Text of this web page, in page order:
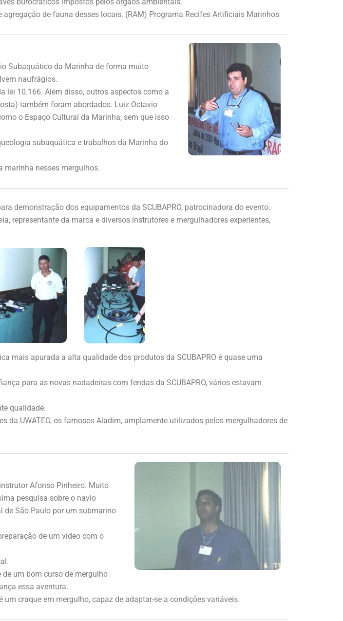
de fauna desses locais. (RAM) Programa Recifes Artificiais Marinhos
Subaquático da Marinha de forma muito
naufrágios.
lei 10.166. Além disso, outros aspectos como a
também foram abordados. Luiz Octavio
o Espaço Cultural da Marinha, sem que isso
subaquática e trabalhos da Marinha do
marinha nesses mergulhos.
demonstração dos equipamentos da SCUBAPRO, patrocinadora do evento.
representante da marca e diversos instrutores e mergulhadores experientes,
mais apurada a alta qualidade dos produtos da SCUBAPRO é quase uma
para as novas nadadeiras com fendas da SCUBAPRO, vários estavam
qualidade.
da UWATEC, os famosos Aladim, amplamente utilizados pelos mergulhadores de
Afonso Pinheiro. Muito
pesquisa sobre o navio
de São Paulo por um submarino
de um vídeo com o
um bom curso de mergulho
essa aventura.
craque em mergulho, capaz de adaptar-se a condições variáveis.